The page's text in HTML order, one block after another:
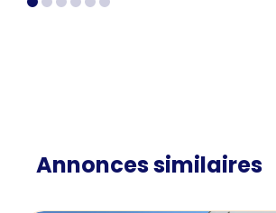
Annonces similaires